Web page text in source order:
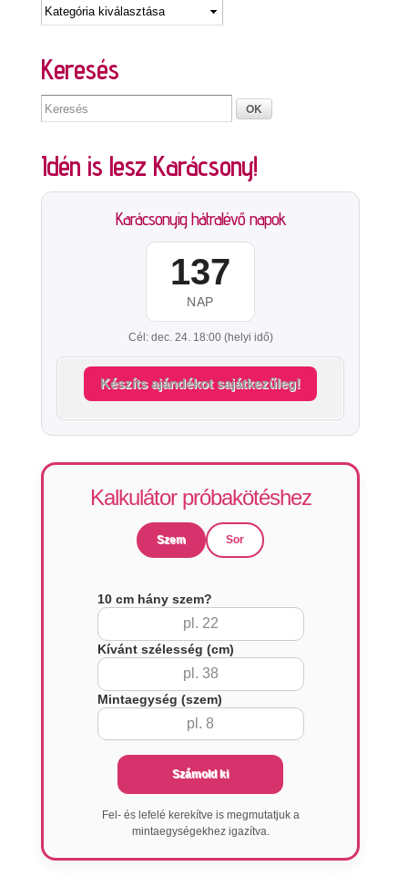
Keresés
Idén is lesz Karácsony!
Karácsonyig hátralévő napok
137
NAP
Cél: dec. 24. 18:00 (helyi idő)
Készíts ajándékot sajátkezűleg!
Kalkulátor próbakötéshez
Szem Sor
10 cm hány szem?
Kívánt szélesség (cm)
Mintaegység (szem)
Számold ki
Fel- és lefelé kerekítve is megmutatjuk a
mintaegységekhez igazítva.